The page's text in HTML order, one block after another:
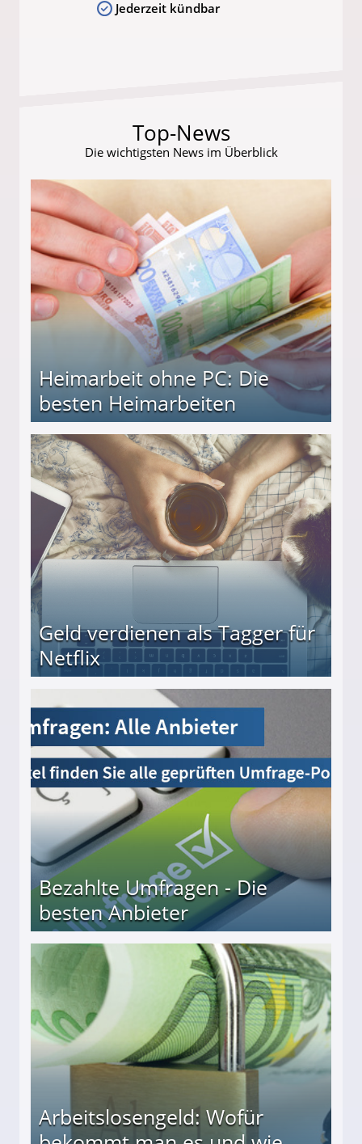
Jederzeit kündbar
Top-News
Die wichtigsten News im Überblick
Heimarbeit ohne PC: Die
besten Heimarbeiten
Geld verdienen als Tagger für
Netflix
Bezahlte Umfragen - Die
besten Anbieter
Arbeitslosengeld: Wofür